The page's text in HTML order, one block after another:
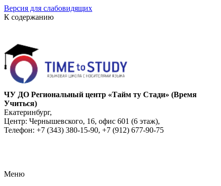
Версия для слабовидящих
К содержанию
ЧУ ДО Региональный центр «Тайм ту Стади» (Время
Учиться)
Екатеринбург,
Центр: Чернышевского, 16, офис 601 (6 этаж),
Телефон: +7 (343) 380-15-90, +7 (912) 677-90-75
Меню